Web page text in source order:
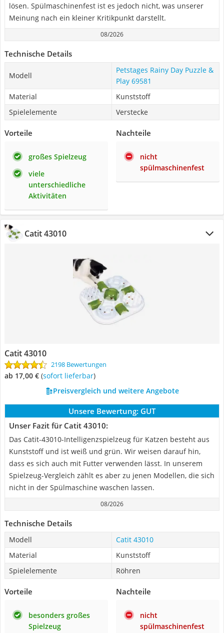
lösen. Spülmaschinenfest ist es jedoch nicht, was unserer
Meinung nach ein kleiner Kritikpunkt darstellt.
08/2026
Technische Details
Modell
Petstages Rainy Day Puzzle &
Play 69581
Material
Kunststoff
Spielelemente
Verstecke
Vorteile
großes Spielzeug
viele
unterschiedliche
Aktivitäten
Nachteile
nicht
spülmaschinenfest
Catit 43010
Catit 43010
2198 Bewertungen
ab 17,00 € ( Sofort lieferbar)
Preisvergleich und weitere Angebote
Unsere Bewertung: GUT
Unser Fazit für Catit 43010:
Das Catit-43010-Intelligenzspielzeug für Katzen besteht aus
Kunststoff und ist weiß und grün. Wir weisen darauf hin,
dass es sich auch mit Futter verwenden lässt. In unserem
Spielzeug-Vergleich zählt es aber zu jenen Modellen, die sich
nicht in der Spülmaschine waschen lassen.
08/2026
Technische Details
Modell
Catit 43010
Material
Kunststoff
Spielelemente
Röhren
Vorteile
besonders großes
Spielzeug
Nachteile
nicht
spülmaschinenfest